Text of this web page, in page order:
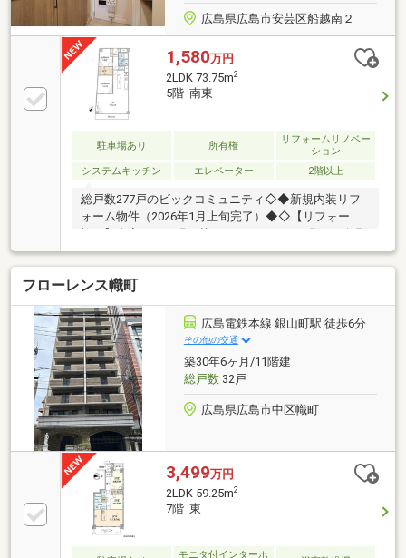
広島県広島市安芸区船越南２
1,580万円
2LDK 73.75m2
5階 南東
駐車場あり 所有権
リフォームリノベー
ション
システムキッチン
エレベーター 2階以上
総戸数277戸のビックコミュニティ◇◆新規内装リフ
ォーム物件（2026年1月上旬完了）◆◇【リフォーム
器、キッチン・洗面・浴室・トイレ新規交換、間取り
変更、ウォークスルークローゼット新設等【周辺施
設】・リブホール船越店 徒歩2分・スーパードラッ
グひまわり船越店 徒歩5分・安芸区役所 徒歩4分
【アクセス】JR山陽本線「海田市」駅徒歩9分広島電
鉄バス「船越町」バス停徒歩2分も利用できます
フローレンス幟町
広島電鉄本線 銀山町駅 徒歩6分
その他の交通
築30年6ヶ月/11階建
総戸数32戸
広島県広島市中区幟町
3,499万円
2LDK 59.25m2
7階 東
モニタ付インターホ